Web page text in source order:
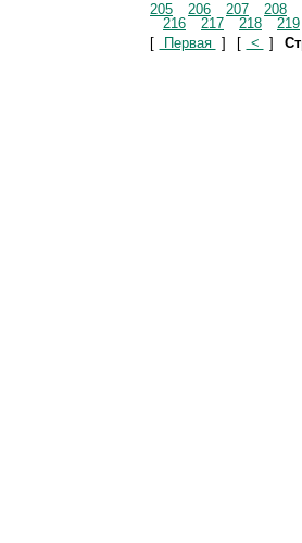
205 206 207
208
216
217 218
219
[
Первая ] [ < ]